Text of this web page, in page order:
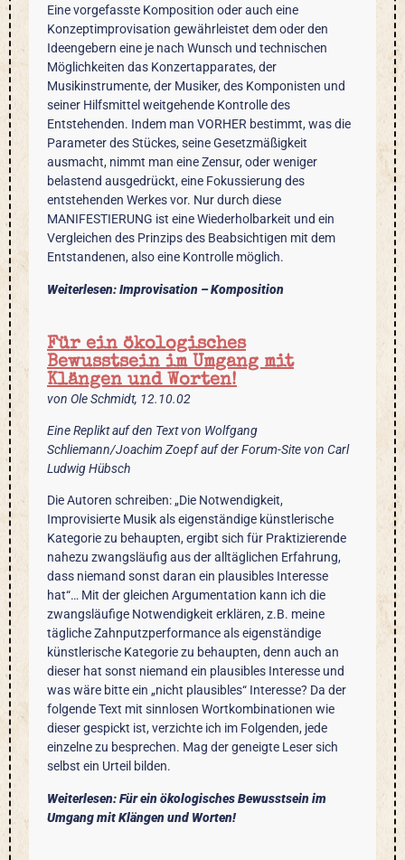
Eine vorgefasste Komposition oder auch eine
Konzeptimprovisation gewährleistet dem oder den
Ideengebern eine je nach Wunsch und technischen
Möglichkeiten das Konzertapparates, der
Musikinstrumente, der Musiker, des Komponisten und
seiner Hilfsmittel weitgehende Kontrolle des
Entstehenden. Indem man VORHER bestimmt, was die
Parameter des Stückes, seine Gesetzmäßigkeit
ausmacht, nimmt man eine Zensur, oder weniger
belastend ausgedrückt, eine Fokussierung des
entstehenden Werkes vor. Nur durch diese
MANIFESTIERUNG ist eine Wiederholbarkeit und ein
Vergleichen des Prinzips des Beabsichtigen mit dem
Entstandenen, also eine Kontrolle möglich.
Weiterlesen: Improvisation – Komposition
Für ein ökologisches
Bewusstsein im Umgang mit
Klängen und Worten!
von Ole Schmidt, 12.10.02
Eine Replikt auf den Text von Wolfgang
Schliemann/Joachim Zoepf auf der Forum-Site von Carl
Ludwig Hübsch
Die Autoren schreiben: „Die Notwendigkeit,
Improvisierte Musik als eigenständige künstlerische
Kategorie zu behaupten, ergibt sich für Praktizierende
nahezu zwangsläufig aus der alltäglichen Erfahrung,
dass niemand sonst daran ein plausibles Interesse
hat“… Mit der gleichen Argumentation kann ich die
zwangsläufige Notwendigkeit erklären, z.B. meine
tägliche Zahnputzperformance als eigenständige
künstlerische Kategorie zu behaupten, denn auch an
dieser hat sonst niemand ein plausibles Interesse und
was wäre bitte ein „nicht plausibles“ Interesse? Da der
folgende Text mit sinnlosen Wortkombinationen wie
dieser gespickt ist, verzichte ich im Folgenden, jede
einzelne zu besprechen. Mag der geneigte Leser sich
selbst ein Urteil bilden.
Weiterlesen: Für ein ökologisches Bewusstsein im
Umgang mit Klängen und Worten!